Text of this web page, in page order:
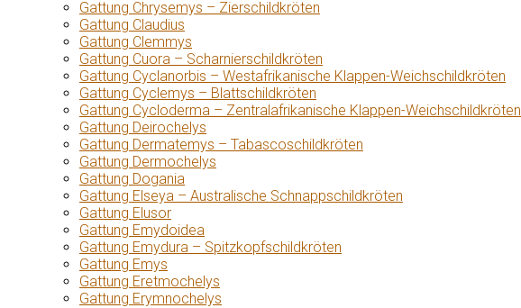
Gattung Chrysemys – Zierschildkröten
Gattung Claudius
Gattung Clemmys
Gattung Cuora – Scharnierschildkröten
Gattung Cyclanorbis – Westafrikanische Klappen-Weichschildkröten
Gattung Cyclemys – Blattschildkröten
Gattung Cycloderma – Zentralafrikanische Klappen-Weichschildkröten
Gattung Deirochelys
Gattung Dermatemys – Tabascoschildkröten
Gattung Dermochelys
Gattung Dogania
Gattung Elseya – Australische Schnappschildkröten
Gattung Elusor
Gattung Emydoidea
Gattung Emydura – Spitzkopfschildkröten
Gattung Emys
Gattung Eretmochelys
Gattung Erymnochelys